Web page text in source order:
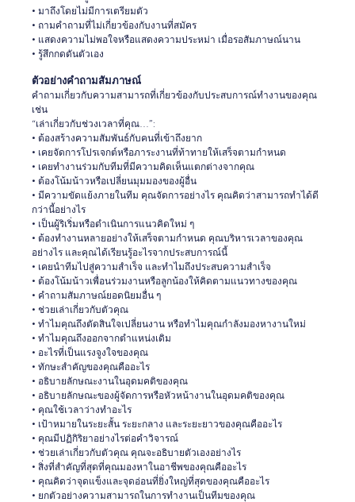
• มาถึงโดยไม่มีการเตรียมตัว
• ถามคำถามที่ไม่เกี่ยวข้องกับงานที่สมัคร
• แสดงความไม่พอใจหรือแสดงความประหม่า เมื่อรอสัมภาษณ์นาน
• รู้สึกกดดันตัวเอง
ตัวอย่างคำถามสัมภาษณ์
คำถามเกี่ยวกับความสามารถที่เกี่ยวข้องกับประสบการณ์ทำงานของคุณ
เช่น
“เล่าเกี่ยวกับช่วงเวลาที่คุณ…”:
• ต้องสร้างความสัมพันธ์กับคนที่เข้าถึงยาก
• เคยจัดการโปรเจกต์หรือภาระงานที่ท้าทายให้เสร็จตามกำหนด
• เคยทำงานร่วมกับทีมที่มีความคิดเห็นแตกต่างจากคุณ
• ต้องโน้มน้าวหรือเปลี่ยนมุมมองของผู้อื่น
• มีความขัดแย้งภายในทีม คุณจัดการอย่างไร คุณคิดว่าสามารถทำได้ดี
กว่านี้อย่างไร
• เป็นผู้ริเริ่มหรือดำเนินการแนวคิดใหม่ ๆ
• ต้องทำงานหลายอย่างให้เสร็จตามกำหนด คุณบริหารเวลาของคุณ
อย่างไร และคุณได้เรียนรู้อะไรจากประสบการณ์นี้
• เคยนำทีมไปสู่ความสำเร็จ และทำไมถึงประสบความสำเร็จ
• ต้องโน้มน้าวเพื่อนร่วมงานหรือลูกน้องให้คิดตามแนวทางของคุณ
• คำถามสัมภาษณ์ยอดนิยมอื่น ๆ
• ช่วยเล่าเกี่ยวกับตัวคุณ
• ทำไมคุณถึงตัดสินใจเปลี่ยนงาน หรือทำไมคุณกำลังมองหางานใหม่
• ทำไมคุณถึงออกจากตำแหน่งเดิม
• อะไรที่เป็นแรงจูงใจของคุณ
• ทักษะสำคัญของคุณคืออะไร
• อธิบายลักษณะงานในอุดมคติของคุณ
• อธิบายลักษณะของผู้จัดการหรือหัวหน้างานในอุดมคติของคุณ
• คุณใช้เวลาว่างทำอะไร
• เป้าหมายในระยะสั้น ระยะกลาง และระยะยาวของคุณคืออะไร
• คุณมีปฏิกิริยาอย่างไรต่อคำวิจารณ์
• ช่วยเล่าเกี่ยวกับตัวคุณ คุณจะอธิบายตัวเองอย่างไร
• สิ่งที่สำคัญที่สุดที่คุณมองหาในอาชีพของคุณคืออะไร
• คุณคิดว่าจุดแข็งและจุดอ่อนที่ยิ่งใหญ่ที่สุดของคุณคืออะไร
• ยกตัวอย่างความสามารถในการทำงานเป็นทีมของคุณ